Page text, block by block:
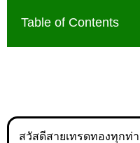
Table of Contents
สวัสดีสายเทรดทองทุกท่